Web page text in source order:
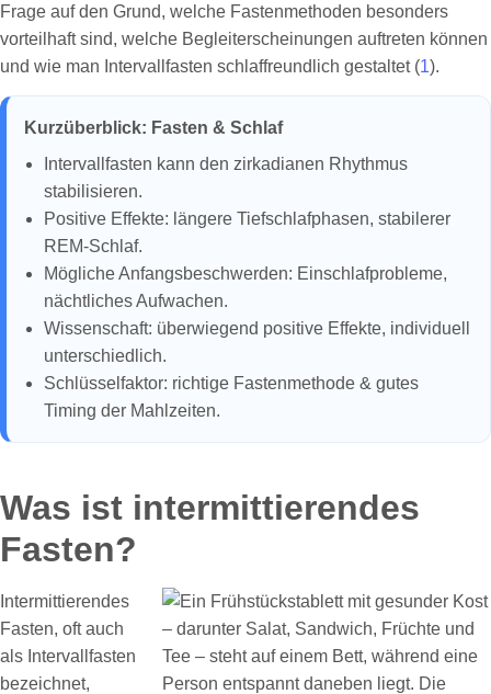
Frage auf den Grund, welche Fastenmethoden besonders
vorteilhaft sind, welche Begleiterscheinungen auftreten können
und wie man Intervallfasten schlaffreundlich gestaltet (1).
Kurzüberblick: Fasten & Schlaf
Intervallfasten kann den zirkadianen Rhythmus
stabilisieren.
Positive Effekte: längere Tiefschlafphasen, stabilerer
REM-Schlaf.
Mögliche Anfangsbeschwerden: Einschlafprobleme,
nächtliches Aufwachen.
Wissenschaft: überwiegend positive Effekte, individuell
unterschiedlich.
Schlüsselfaktor: richtige Fastenmethode & gutes
Timing der Mahlzeiten.
Was ist intermittierendes
Fasten?
Intermittierendes
Fasten, oft auch
als Intervallfasten
bezeichnet,